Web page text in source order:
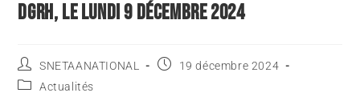
DGRH, LE LUNDI 9 DÉCEMBRE 2024
SNETAANATIONAL
19 décembre 2024
Actualités